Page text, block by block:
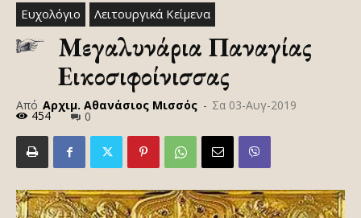
Ευχολόγιο Λειτουργικά Κείμενα
Μεγαλυνάρια Παναγίας
Εικοσιφοίνισσας
Από Αρχιμ. Αθανάσιος Μισσός - Σα 03-Αυγ-2019
454 0